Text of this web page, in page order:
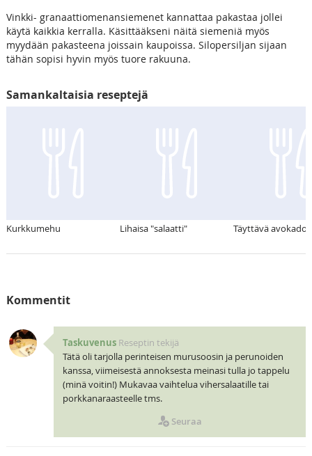
Vinkki- granaattiomenansiemenet kannattaa pakastaa jollei
käytä kaikkia kerralla. Käsittääkseni näitä siemeniä myös
myydään pakasteena joissain kaupoissa. Silopersiljan sijaan
tähän sopisi hyvin myös tuore rakuuna.
Samankaltaisia reseptejä
Kurkkumehu Lihaisa "salaatti" Täyttävä avokado
Kommentit
Taskuvenus Reseptin tekijä
Tätä oli tarjolla perinteisen murusoosin ja perunoiden
kanssa, viimeisestä annoksesta meinasi tulla jo tappelu
(minä voitin!) Mukavaa vaihtelua vihersalaatille tai
porkkanaraasteelle tms.
Seuraa